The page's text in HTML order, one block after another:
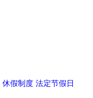
休假制度 法定节假日